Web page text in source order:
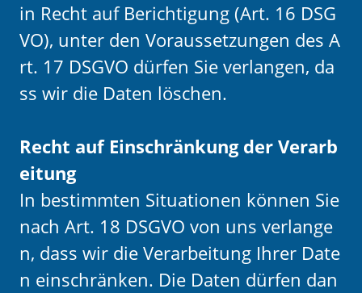
in Recht auf Berichtigung (Art. 16 DSG
VO), unter den Voraussetzungen des A
rt. 17 DSGVO dürfen Sie verlangen, da
ss wir die Daten löschen.
Recht auf Einschränkung der Verarb
eitung
In bestimmten Situationen können Sie
nach Art. 18 DSGVO von uns verlange
n, dass wir die Verarbeitung Ihrer Date
n einschränken. Die Daten dürfen dan